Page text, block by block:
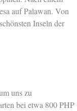
auf Palawan. Von
Inseln der
uns zu
bei etwa 800 PHP